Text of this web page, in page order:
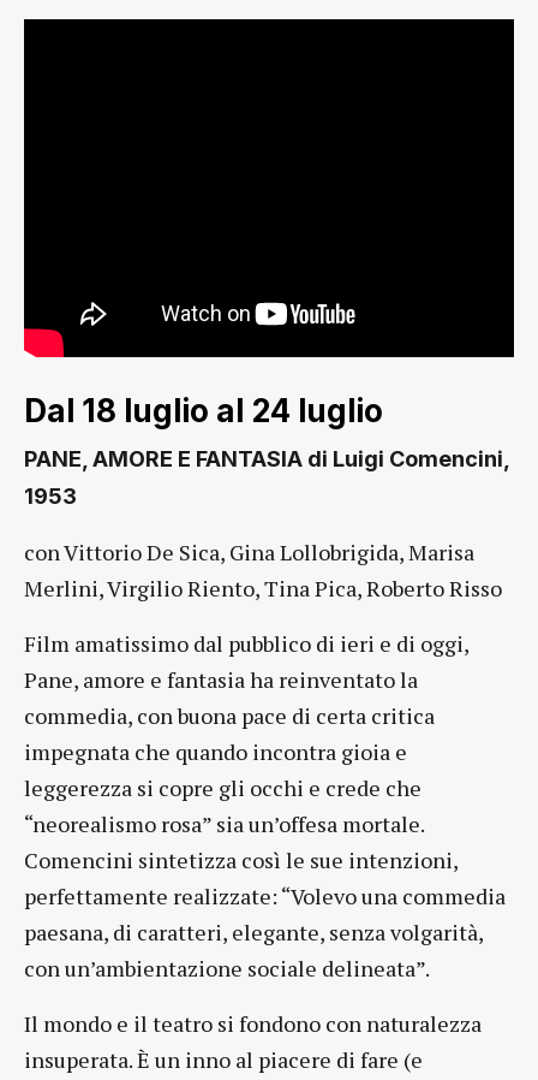
Dal 18 luglio al 24 luglio
PANE, AMORE E FANTASIA di Luigi Comencini,
1953
con Vittorio De Sica, Gina Lollobrigida, Marisa
Merlini, Virgilio Riento, Tina Pica, Roberto Risso
Film amatissimo dal pubblico di ieri e di oggi,
Pane, amore e fantasia ha reinventato la
commedia, con buona pace di certa critica
impegnata che quando incontra gioia e
leggerezza si copre gli occhi e crede che
“neorealismo rosa” sia un’offesa mortale.
Comencini sintetizza così le sue intenzioni,
perfettamente realizzate: “Volevo una commedia
paesana, di caratteri, elegante, senza volgarità,
con un’ambientazione sociale delineata”.
Il mondo e il teatro si fondono con naturalezza
insuperata. È un inno al piacere di fare (e